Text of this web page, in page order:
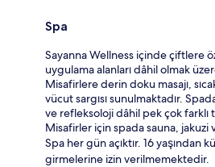
Spa
Sayanna Wellness içinde çiftlere
uygulama alanları dâhil olmak
Misafirlere derin doku masajı,
vücut sargısı sunulmaktadır.
ve refleksoloji dâhil pek çok farklı
Misafirler için spada sauna,
Spa her gün açıktır. 16 yaşından
girmelerine izin verilmemektedir.